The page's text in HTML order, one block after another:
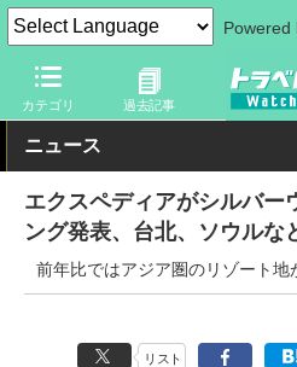
Powered
カテゴリ 過去記事
トラベル Watch 旅の情報 書籍・
ニュース
エクスペディアがシルバー
ング発表、台北、ソウルな
前年比ではアジア圏のリゾート地
リスト